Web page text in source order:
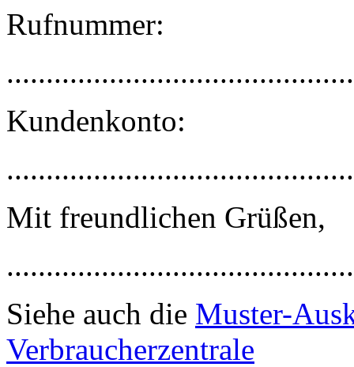
Rufnummer:
Kundenkonto:
Mit freundlichen Grüßen,
Siehe auch die Muster-
Verbraucherzentrale